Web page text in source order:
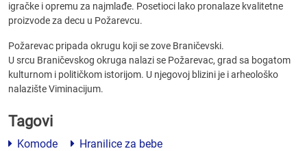
igračke i opremu za najmlađe. Posetioci lako pronalaze kvalitetne
proizvode za decu u Požarevcu.
Požarevac pripada okrugu koji se zove Braničevski.
U srcu Braničevskog okruga nalazi se Požarevac, grad sa bogatom
kulturnom i političkom istorijom. U njegovoj blizini je i arheološko
nalazište Viminacijum.
Tagovi
Komode Hranilice za bebe